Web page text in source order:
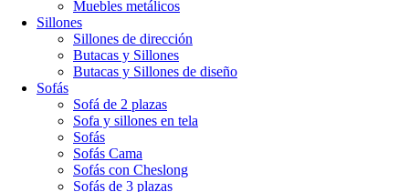
Muebles metálicos
Sillones
Sillones de dirección
Butacas y Sillones
Butacas y Sillones de diseño
Sofás
Sofá de 2 plazas
Sofa y sillones en tela
Sofás
Sofás Cama
Sofás con Cheslong
Sofás de 3 plazas